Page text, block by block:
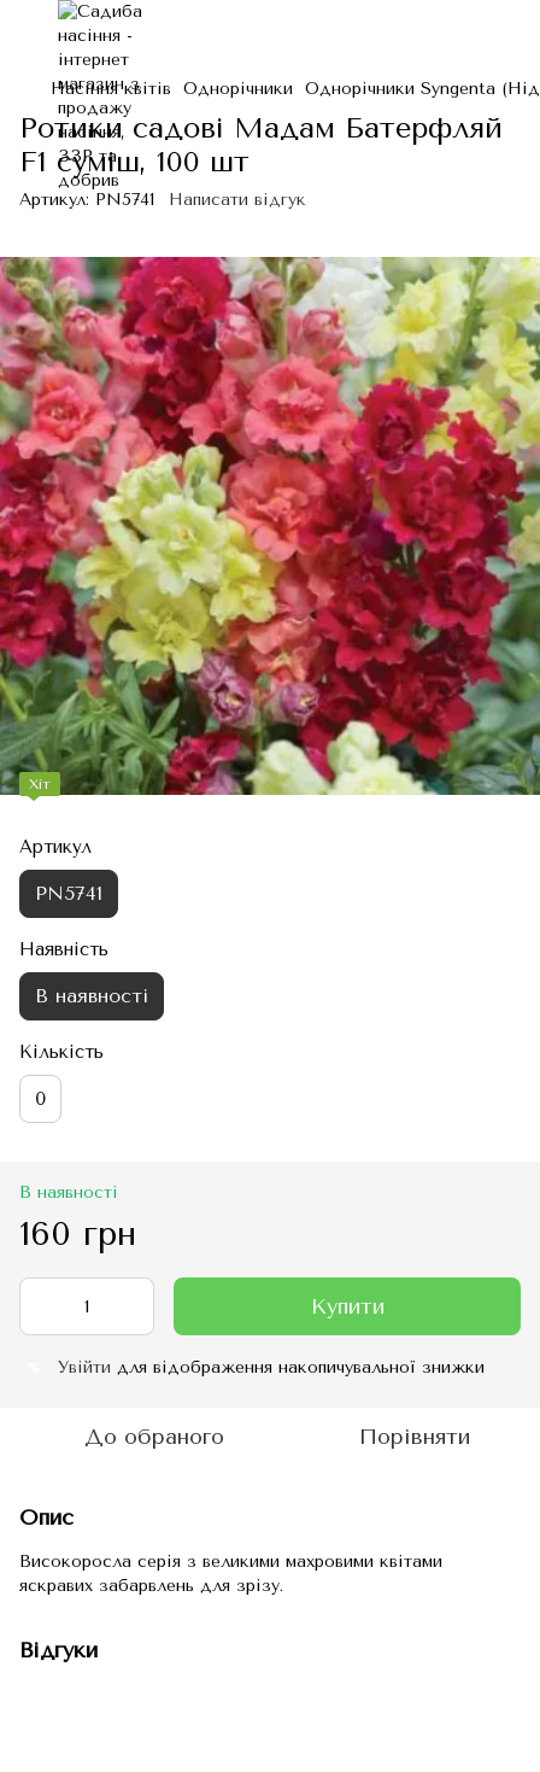
Насіння квітів Однорічники Однорічники Syngenta
Ротики садові Мадам Батерфляй
F1 суміш, 100 шт
Артикул: PN5741 Написати відгук
Хіт
Артикул
PN5741
Наявність
В наявності
Кількість
0
В наявності
160 грн
Купити
Увійти для відображення накопичувальної знижки
До обраного Порівняти
Опис
Високоросла серія з великими махровими квітами
яскравих забарвлень для зрізу.
Відгуки